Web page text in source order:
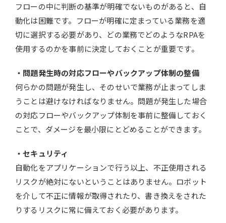
フローの中に判断の基準が明確でないものがあると、自
動化は困難です。フローが明確に定まっている業務を適
切に選択する必要があり、どの業務でどのようなRPAを
使用するのかを事前に決定しておくことが重要です。
・問題発生時の対応フローやバックアップ体制の整備
何らかの問題が発生し、そのせいで業務が止まってしま
うことは避けなければなりません。問題が発生した場合
の対応フローやバックアップ体制を事前に整備しておく
ことで、ダメージを最小限にとどめることができます。
・セキュリティ
自動化をアプリケーションで行う以上、不正使用される
リスクが絶対にないということはありません。ロボット
を介して不正に情報が取得されたり、書き換えをされた
りするリスクに常に備えておく必要があります。